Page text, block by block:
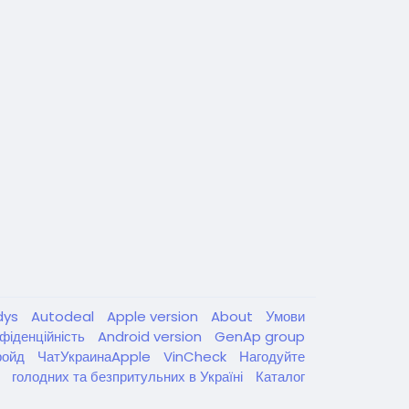
Autodeal Apple version About
Умови
Android version
GenAp group
ЧатУкраинаApple VinCheck
Нагодуйте
голодних та безпритульних в Україні
Каталог